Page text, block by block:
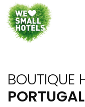
BOUTIQUE
PORTUGAL